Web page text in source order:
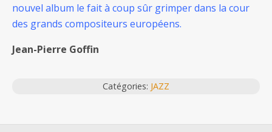
nouvel album le fait à coup sûr grimper dans la cour
des grands compositeurs européens.
Jean-Pierre Goffin
Catégories: JAZZ